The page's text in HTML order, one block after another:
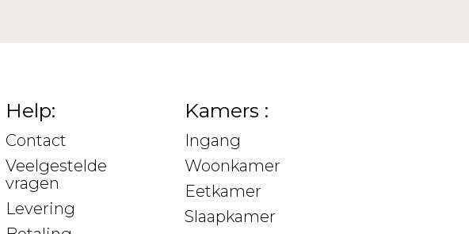
Help:
Contact
Veelgestelde
vragen
Levering
Kamers :
Ingang
Woonkamer
Eetkamer
Slaapkamer